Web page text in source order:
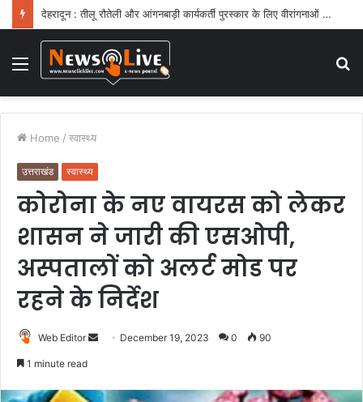
देहरादून : तीलू रौतेली और आंगनबाड़ी कार्यकर्ती पुरस्कार के लिए वीरांगनाओं का चयन : रेखा आर्या
Menu
Home / स्वास्थ्य
उत्तराखंड स्वास्थ्य
कोरोना के नए वायरस को लेकर
शासन ने जारी की एसओपी,
अस्पतालों को अलर्ट मोड पर
रहने के निर्देश
Web Editor
d
December 19, 2023 0 90
1 minute read